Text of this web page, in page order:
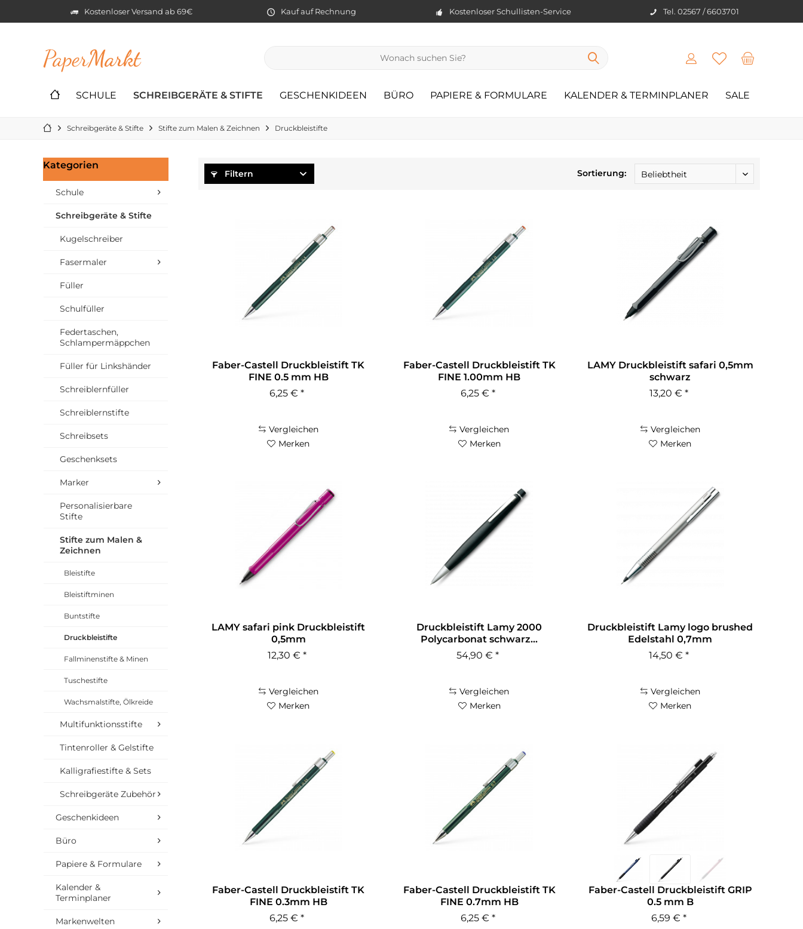
Kostenloser Versand ab 69€ Kauf auf Rechnung Kostenloser Schullisten-Service Tel. 02567 / 6603701
PaperMarkt
SCHULE SCHREIBGERÄTE & STIFTE GESCHENKIDEEN BÜRO PAPIERE & FORMULARE KALENDER & TERMINPLANER SALE
Schreibgeräte & Stifte Stifte zum Malen & Zeichnen Druckbleistifte
Kategorien
Schule
Schreibgeräte & Stifte
Kugelschreiber
Fasermaler
Füller
Schulfüller
Federtaschen,
Schlampermäppchen
Füller für Linkshänder
Schreiblernfüller
Schreiblernstifte
Schreibsets
Geschenksets
Marker
Personalisierbare
Stifte
Stifte zum Malen &
Zeichnen
Bleistifte
Bleistiftminen
Buntstifte
Druckbleistifte
Fallminenstifte & Minen
Tuschestifte
Wachsmalstifte, Ölkreide
Multifunktionsstifte
Tintenroller & Gelstifte
Kalligrafiestifte & Sets
Schreibgeräte Zubehör
Geschenkideen
Büro
Papiere & Formulare
Kalender &
Terminplaner
Markenwelten
Filtern Sortierung:
Faber-Castell Druckbleistift TK
FINE 0.5 mm HB
6,25 € *
Vergleichen
Merken
Faber-Castell Druckbleistift TK
FINE 1.00mm HB
6,25 € *
Vergleichen
Merken
LAMY Druckbleistift safari 0,5mm
schwarz
13,20 € *
Vergleichen
Merken
LAMY safari pink Druckbleistift
0,5mm
12,30 € *
Vergleichen
Merken
Druckbleistift Lamy 2000
Polycarbonat schwarz...
54,90 € *
Vergleichen
Merken
Druckbleistift Lamy logo brushed
Edelstahl 0,7mm
14,50 € *
Vergleichen
Merken
Faber-Castell Druckbleistift TK
FINE 0.3mm HB
6,25 € *
Faber-Castell Druckbleistift TK
FINE 0.7mm HB
6,25 € *
Faber-Castell Druckbleistift GRIP
0.5 mm B
6,59 € *